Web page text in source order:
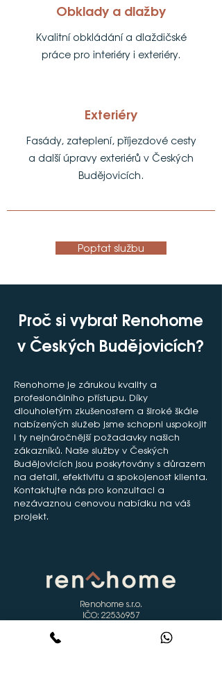
Obklady a dlažby
Kvalitní obkládání a dlaždičské
práce pro interiéry i exteriéry.
Exteriéry
Fasády, zateplení, příjezdové cesty
a další úpravy exteriérů v Českých
Budějovicích.
Poptat službu
Proč si vybrat Renohome
v Českých Budějovicích?
​Renohome je zárukou kvality a
profesionálního přístupu. Díky
dlouholetým zkušenostem a široké škále
nabízených služeb jsme schopni uspokojit
i ty nejnáročnější požadavky našich
zákazníků. Naše služby v Českých
Budějovicích jsou poskytovány s důrazem
na detail, efektivitu a spokojenost klienta.
Kontaktujte nás pro konzultaci a
nezávaznou cenovou nabídku na váš
projekt.
Renohome s.r.o.
IČO: 22536957